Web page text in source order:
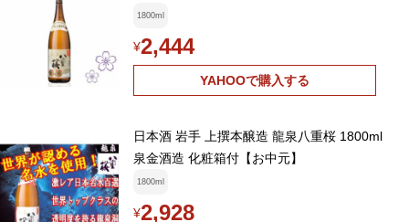
1800ml
¥2,444
YAHOOで購入する
日本酒 岩手 上撰本醸造 龍泉八重桜 1800ml
泉金酒造 化粧箱付【お中元】
1800ml
¥2,928